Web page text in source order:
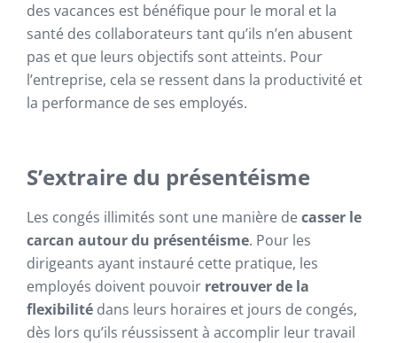
des vacances est bénéfique pour le moral et la
santé des collaborateurs tant qu’ils n’en abusent
pas et que leurs objectifs sont atteints. Pour
l’entreprise, cela se ressent dans la productivité et
la performance de ses employés.
S’extraire du présentéisme
Les congés illimités sont une manière decasser le
carcan autour du présentéisme. Pour les
dirigeants ayant instauré cette pratique, les
employés doivent pouvoir retrouver de la
flexibilité dans leurs horaires et jours de congés,
dès lors qu’ils réussissent à accomplir leur travail